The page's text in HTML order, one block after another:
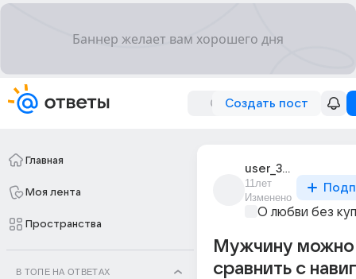
Создать пост
Главная
Моя лента
Пространства
В ТОПЕ НА ОТВЕТАХ
user_31756981
11лет
Изменено
О любви без
Мужчину можно
сравнить с